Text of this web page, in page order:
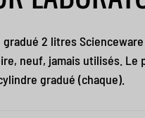
gradué 2 litres
neuf, jamais utilisés. Le
gradué (chaque).